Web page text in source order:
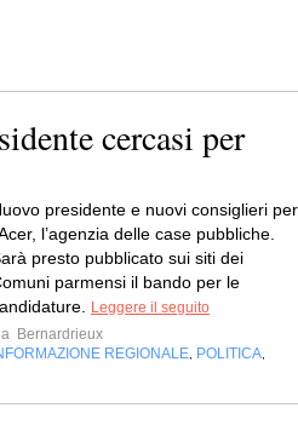
cercasi per
presidente e nuovi consiglieri per
l’agenzia delle case pubbliche.
presto pubblicato sui siti dei
parmensi il bando per le
Leggere il seguito
Bernardrieux
REGIONALE POLITICA